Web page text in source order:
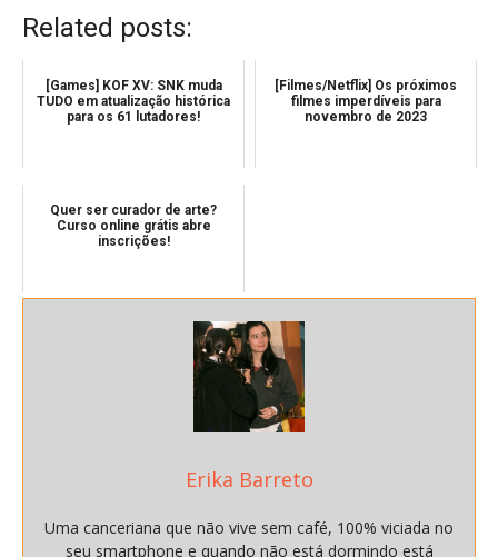
Related posts:
[Games] KOF XV: SNK muda
TUDO em atualização histórica
para os 61 lutadores!
[Filmes/Netflix] Os próximos
filmes imperdíveis para
novembro de 2023
Quer ser curador de arte?
Curso online grátis abre
inscrições!
Erika Barreto
Uma canceriana que não vive sem café, 100% viciada no
seu smartphone e quando não está dormindo está